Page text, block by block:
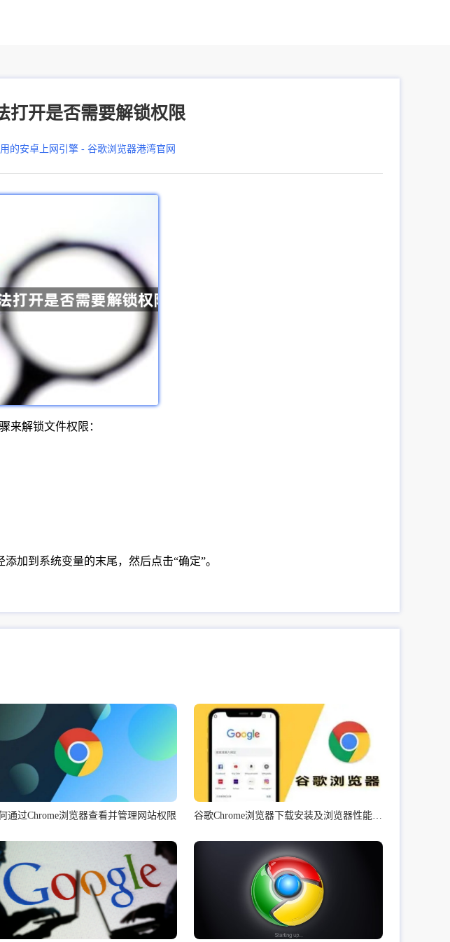
打开是否需要解锁权限
的安卓上网引擎 - 谷歌浏览器港湾官网
来解锁文件权限：
添加到系统变量的末尾，然后点击“确定”。
通过Chrome浏览器查看并管理网站权限 谷歌Chrome浏览器下载安装及浏览器性能优化技巧